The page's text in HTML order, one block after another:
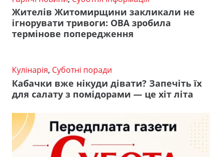
Жителів Житомирщини закликали не
ігнорувати тривоги: ОВА зробила
термінове попередження
Кулінарія, Суботні поради
Кабачки вже нікуди дівати? Запечіть їх
для салату з помідорами — це хіт літа